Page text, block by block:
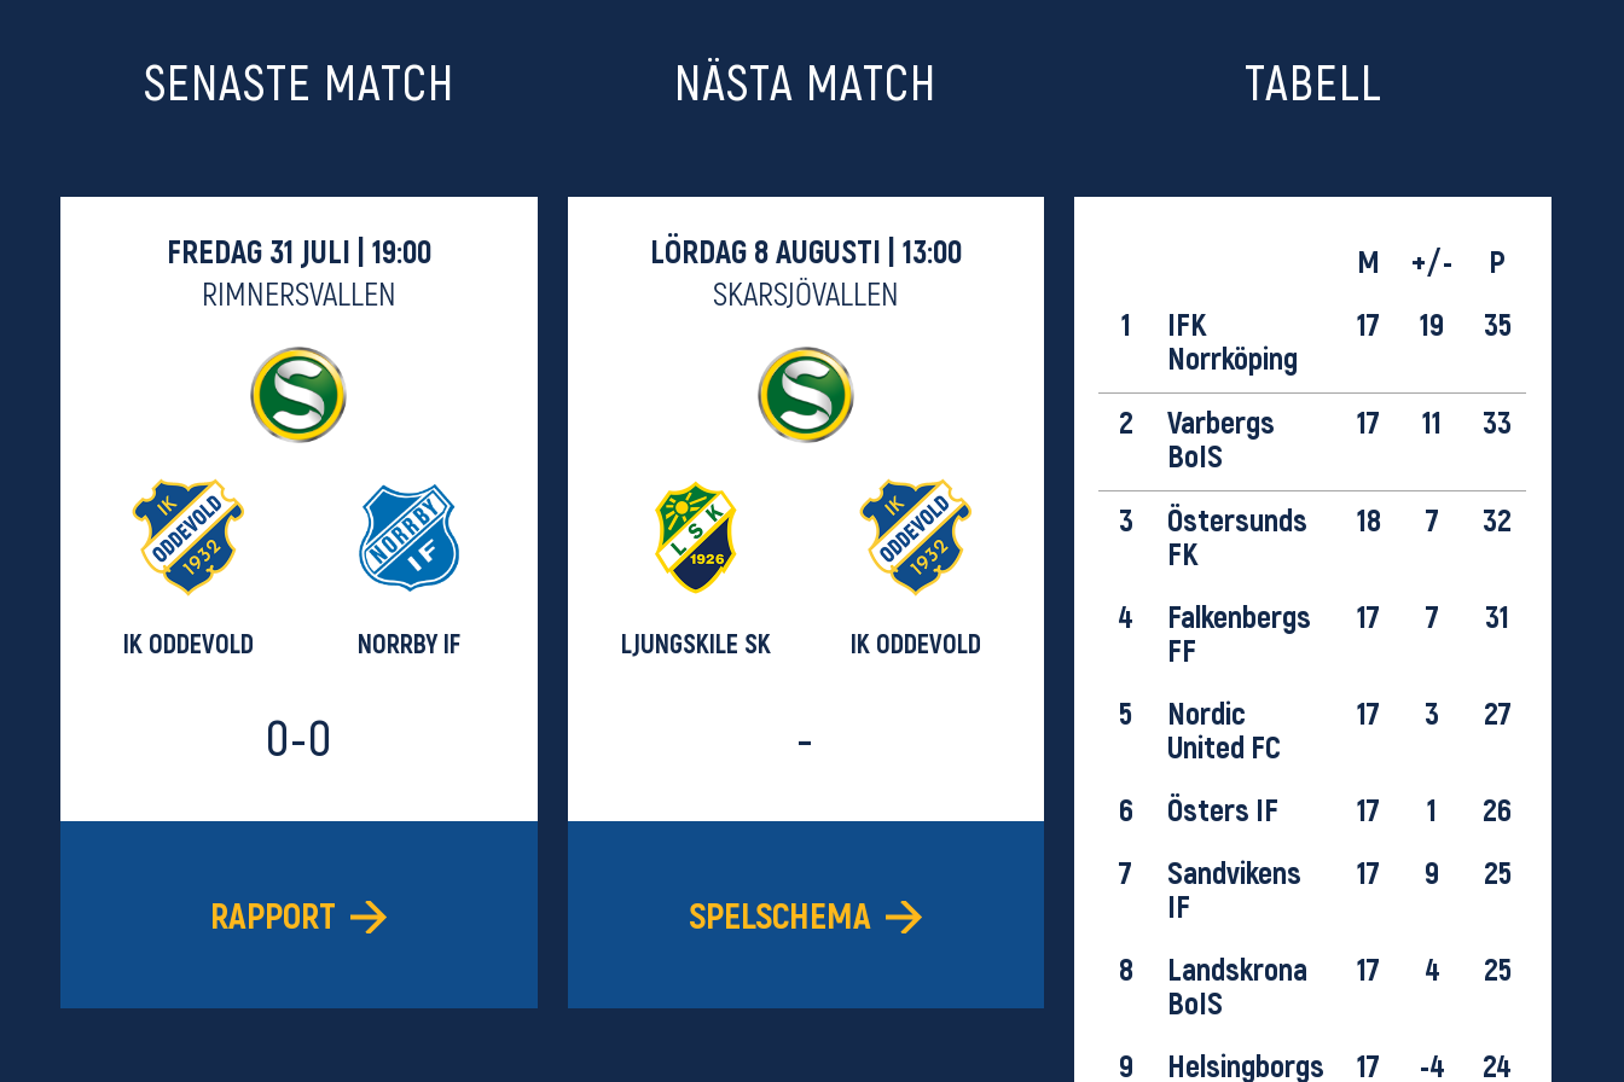
SENASTE MATCH
FREDAG 31 JULI | 19:00
RIMNERSVALLEN
IK ODDEVOLD NORRBY IF
0-0
RAPPORT
NÄSTA MATCH
LÖRDAG 8 AUGUSTI | 13:00
SKARSJÖVALLEN
LJUNGSKILE SK IK ODDEVOLD
-
SPELSCHEMA
TABELL
M +/-
P
1
IFK
Norrköping
17 19 35
2
Varbergs
BoIS
17 11 33
3
Östersunds
FK
18 7 32
4
Falkenbergs
FF
17 7 31
5
Nordic
United FC
17 3 27
6 Östers IF 17 1
26
7
Sandvikens
IF
17 9 25
8
Landskrona
BoIS
17 4 25
9
Helsingborgs
17 -4 24